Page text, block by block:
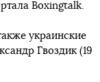
Boxingtalk.
украинские
Гвоздик (19